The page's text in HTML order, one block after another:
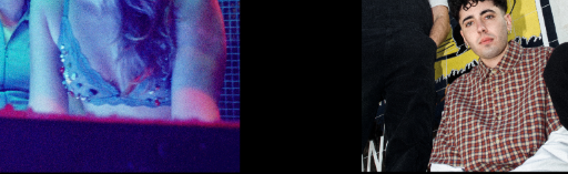
Repion
Sanguijuelas
Guadiana